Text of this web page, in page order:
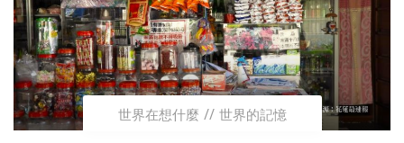
世界在想什麼 世界的記憶